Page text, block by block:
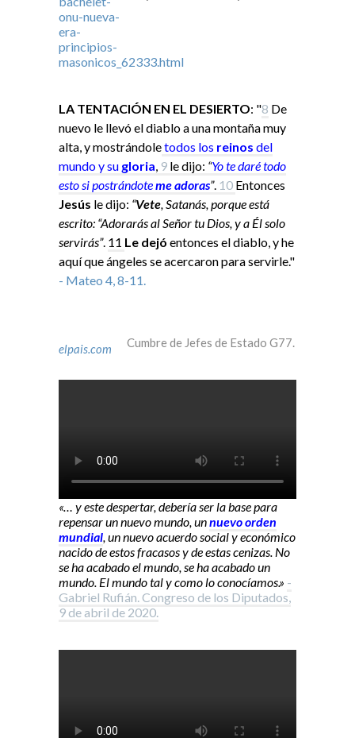
LA TENTACIÓN EN EL DESIERTO: "8 De
nuevo le llevó el diablo a una montaña muy
alta, y mostrándoletodos los reinos del
mundo y su gloria, 9 le dijo: “Yote daré todo
esto sipostrándoteme adoras”. 10 Entonces
Jesús le dijo: “Vete, Satanás, porque está
escrito: “Adorarás al Señor tu Dios, y a Él solo
servirás”. 11 Le dejó entonces el diablo, y he
aquí que ángeles se acercaron para servirle."
- Mateo 4, 8-11.
elpais.com Cumbre de Jefes de Estado G77.
«… y este despertar, debería ser la base para
repensar un nuevo mundo, unnuevo orden
mundial, un nuevo acuerdo social y económico
nacido de estos fracasos y de estas cenizas. No
se ha acabado el mundo, se ha acabado un
mundo. El mundo tal y como lo conocíamos.» -
Gabriel Rufián. Congreso de los Diputados,
9 de abril de 2020.